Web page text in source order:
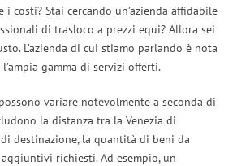
i costi? Stai cercando un’azienda affidabile
di trasloco a prezzi equi? Allora sei
L’azienda di cui stiamo parlando è nota
gamma di servizi offerti.
variare notevolmente a seconda di
la distanza tra la Venezia di
di destinazione, la quantità di beni da
richiesti. Ad esempio, un